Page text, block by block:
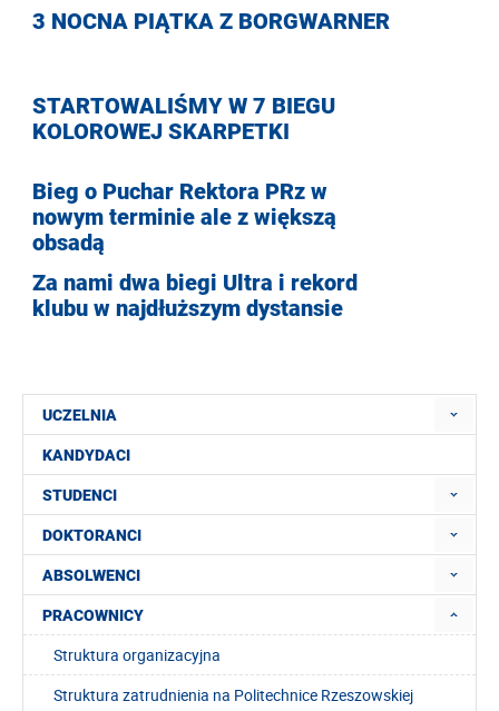
3 NOCNA PIĄTKA Z BORGWARNER
STARTOWALIŚMY W 7 BIEGU
KOLOROWEJ SKARPETKI
Bieg o Puchar Rektora PRz w
nowym terminie ale z większą
obsadą
Za nami dwa biegi Ultra i rekord
klubu w najdłuższym dystansie
UCZELNIA
KANDYDACI
STUDENCI
DOKTORANCI
ABSOLWENCI
PRACOWNICY
Struktura organizacyjna
Struktura zatrudnienia na Politechnice Rzeszowskiej